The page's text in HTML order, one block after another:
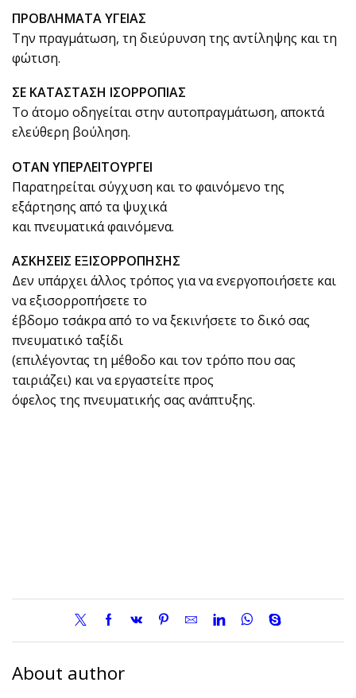
ΠΡΟΒΛΗΜΑΤΑ ΥΓΕΙΑΣ
Την πραγμάτωση, τη διεύρυνση της αντίληψης και τη
φώτιση.
ΣΕ ΚΑΤΑΣΤΑΣΗ ΙΣΟΡΡΟΠΙΑΣ
Το άτομο οδηγείται στην αυτοπραγμάτωση, αποκτά
ελεύθερη βούληση.
ΟΤΑΝ ΥΠΕΡΛΕΙΤΟΥΡΓΕΙ
Παρατηρείται σύγχυση και το φαινόμενο της
εξάρτησης από τα ψυχικά
και πνευματικά φαινόμενα.
ΑΣΚΗΣΕΙΣ ΕΞΙΣΟΡΡΟΠΗΣΗΣ
Δεν υπάρχει άλλος τρόπος για να ενεργοποιήσετε και
να εξισορροπήσετε το
έβδομο τσάκρα από το να ξεκινήσετε το δικό σας
πνευματικό ταξίδι
(επιλέγοντας τη μέθοδο και τον τρόπο που σας
ταιριάζει) και να εργαστείτε προς
όφελος της πνευματικής σας ανάπτυξης.
About author